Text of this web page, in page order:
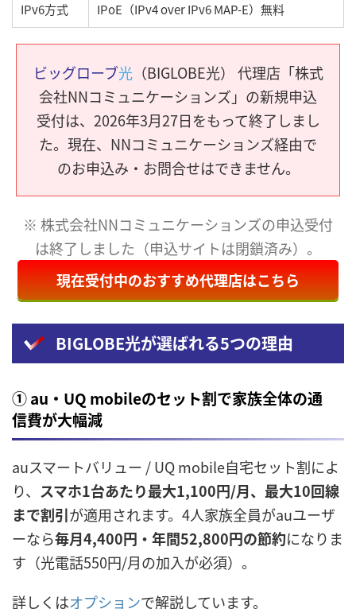
IPv6方式 IPoE（IPv4 over IPv6 MAP-E）無料
ビッグローブ光（BIGLOBE光） 代理店「株式
会社NNコミュニケーションズ」の新規申込
受付は、2026年3月27日をもって終了しまし
た。現在、NNコミュニケーションズ経由で
のお申込み・お問合せはできません。
※ 株式会社NNコミュニケーションズの申込受付
は終了しました（申込サイトは閉鎖済み）。
現在受付中のおすすめ代理店はこちら
BIGLOBE光が選ばれる5つの理由
① au・UQ mobileのセット割で家族全体の通
信費が大幅減
auスマートバリュー / UQ mobile自宅セット割によ
り、 スマホ1台あたり最大1,100円/月、最大10回線
まで割引が適用されます。4人家族全員がauユーザ
ーなら毎月4,400円・年間52,800円の節約になりま
す（光電話550円/月の加入が必須）。
詳しくはオプションで解説しています。